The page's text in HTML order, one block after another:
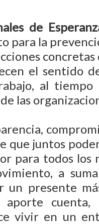
de
para la
el sentido
al tiempo
las
que juntos
para todos los
a
un presente
cuenta,
vivir en un